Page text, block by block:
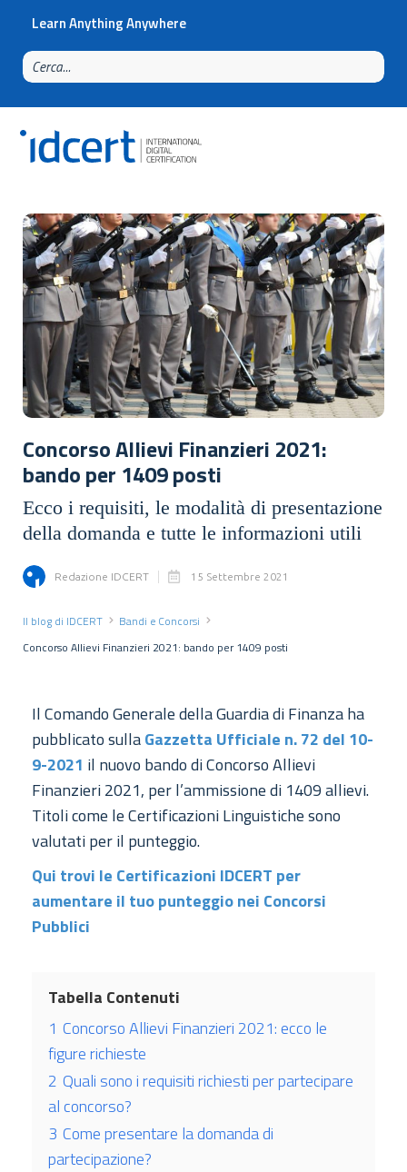
Learn Anything Anywhere
Concorso Allievi Finanzieri 2021:
bando per 1409 posti
Ecco i requisiti, le modalità di presentazione
della domanda e tutte le informazioni utili
Redazione IDCERT 15 Settembre 2021
Il blog di IDCERT
Bandi e Concorsi
Concorso Allievi Finanzieri 2021: bando per 1409 posti
Il Comando Generale della Guardia di Finanza ha
pubblicato sullaGazzetta Ufficiale n. 72 del 10-
9-2021 il nuovo bando di Concorso Allievi
Finanzieri 2021, per l’ammissione di 1409 allievi.
Titoli come le Certificazioni Linguistiche sono
valutati per il punteggio.
Qui trovi le Certificazioni IDCERT per
aumentare il tuo punteggio nei Concorsi
Pubblici
Tabella Contenuti
1 Concorso Allievi Finanzieri 2021: ecco le
figure richieste
2 Quali sono i requisiti richiesti per partecipare
al concorso?
3 Come presentare la domanda di
partecipazione?